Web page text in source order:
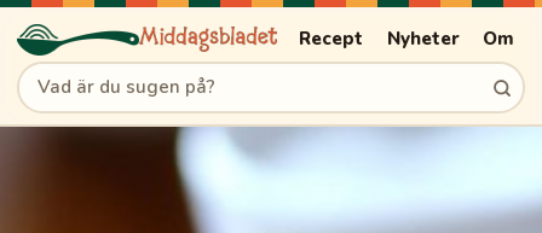
Recept Nyheter Om
Sök recept